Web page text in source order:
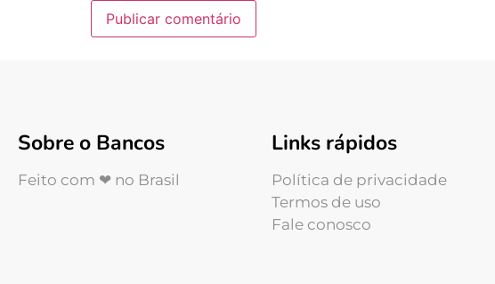
Sobre o Bancos
Feito com ❤ no Brasil
Links rápidos
Política de privacidade
Termos de uso
Fale conosco